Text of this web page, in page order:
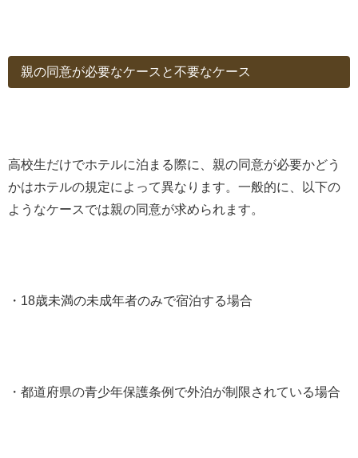
親の同意が必要なケースと不要なケース
高校生だけでホテルに泊まる際に、親の同意が必要かどう
かはホテルの規定によって異なります。一般的に、以下の
ようなケースでは親の同意が求められます。
・18歳未満の未成年者のみで宿泊する場合
・都道府県の青少年保護条例で外泊が制限されている場合